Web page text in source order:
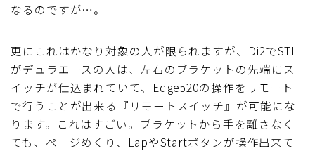
なるのですが…。
更にこれはかなり対象の人が限られますが、Di2でSTI
がデュラエースの人は、左右のブラケットの先端にス
イッチが仕込まれていて、Edge520の操作をリモート
で行うことが出来る『リモートスイッチ』が可能にな
ります。これはすごい。ブラケットから手を離さなく
ても、ページめくり、LapやStartボタンが操作出来て